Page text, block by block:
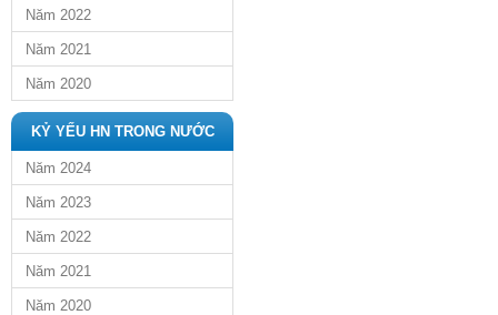
Năm 2022
Năm 2021
Năm 2020
KỶ YẾU HN TRONG NƯỚC
Năm 2024
Năm 2023
Năm 2022
Năm 2021
Năm 2020